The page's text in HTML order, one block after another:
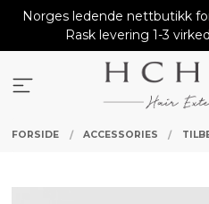
Norges ledende nettbutikk
Rask levering 1-3
FORSIDE ACCESSORIES